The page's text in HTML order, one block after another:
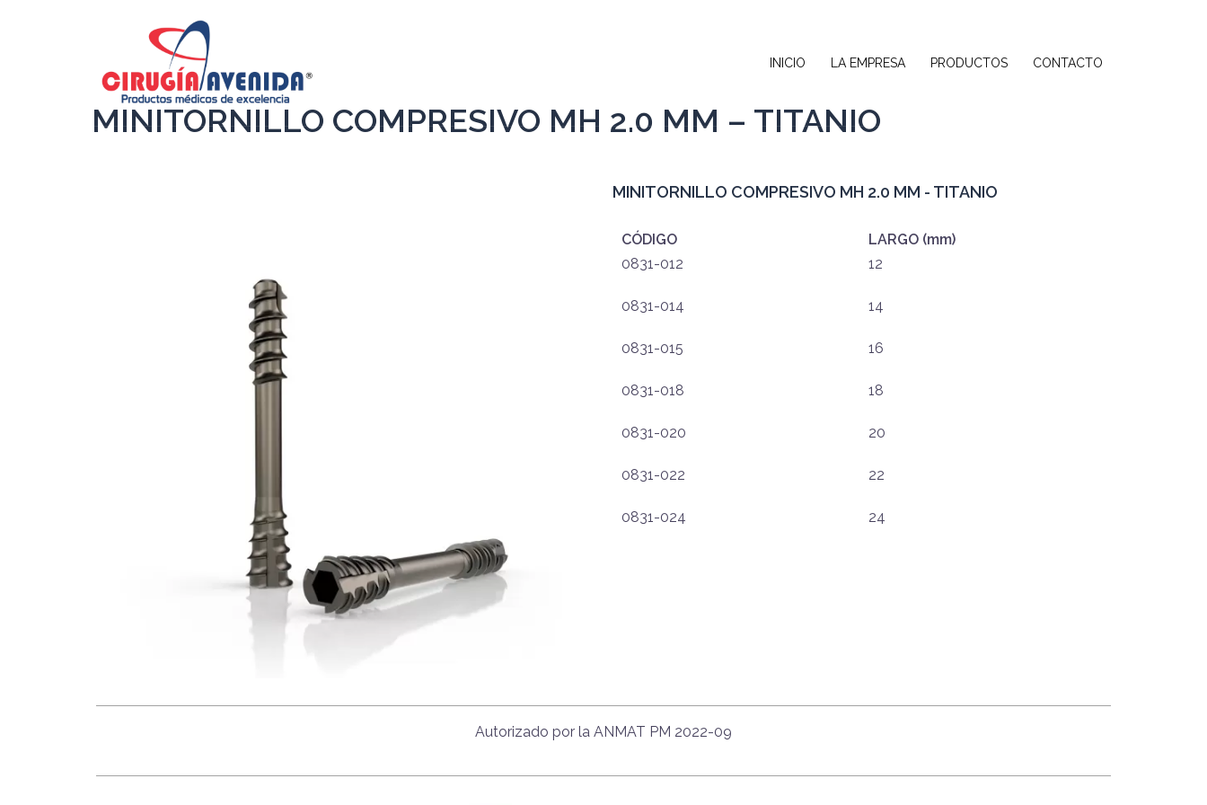
INICIO LA EMPRESA PRODUCTOS CONTACTO
MINITORNILLO COMPRESIVO MH 2.0 MM – TITANIO
MINITORNILLO COMPRESIVO MH 2.0 MM - TITANIO
CÓDIGO
0831-012
0831-014
0831-015
0831-018
0831-020
0831-022
0831-024
LARGO (mm)
12
14
16
18
20
22
24
Autorizado por la ANMAT PM 2022-09